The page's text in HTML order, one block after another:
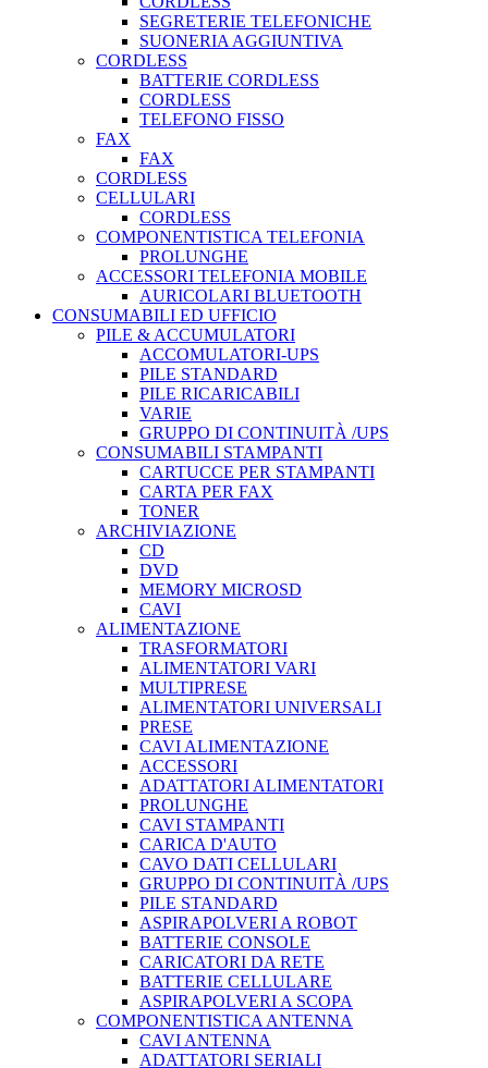
SEGRETERIE TELEFONICHE
SUONERIA AGGIUNTIVA
CORDLESS
BATTERIE CORDLESS
CORDLESS
TELEFONO FISSO
FAX
FAX
CORDLESS
CELLULARI
CORDLESS
COMPONENTISTICA TELEFONIA
PROLUNGHE
ACCESSORI TELEFONIA MOBILE
AURICOLARI BLUETOOTH
CONSUMABILI ED UFFICIO
PILE & ACCUMULATORI
ACCOMULATORI-UPS
PILE STANDARD
PILE RICARICABILI
VARIE
GRUPPO DI CONTINUITÀ /UPS
CONSUMABILI STAMPANTI
CARTUCCE PER STAMPANTI
CARTA PER FAX
TONER
ARCHIVIAZIONE
CD
DVD
MEMORY MICROSD
CAVI
ALIMENTAZIONE
TRASFORMATORI
ALIMENTATORI VARI
MULTIPRESE
ALIMENTATORI UNIVERSALI
PRESE
CAVI ALIMENTAZIONE
ACCESSORI
ADATTATORI ALIMENTATORI
PROLUNGHE
CAVI STAMPANTI
CARICA D'AUTO
CAVO DATI CELLULARI
GRUPPO DI CONTINUITÀ /UPS
PILE STANDARD
ASPIRAPOLVERI A ROBOT
BATTERIE CONSOLE
CARICATORI DA RETE
BATTERIE CELLULARE
ASPIRAPOLVERI A SCOPA
COMPONENTISTICA ANTENNA
CAVI ANTENNA
ADATTATORI SERIALI